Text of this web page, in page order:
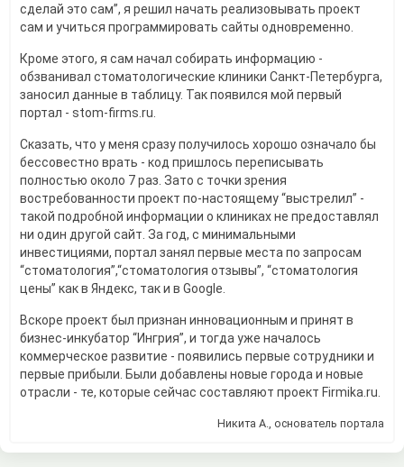
сделай это сам”, я решил начать реализовывать проект
сам и учиться программировать сайты одновременно.
Кроме этого, я сам начал собирать информацию -
обзванивал стоматологические клиники Санкт-Петербурга,
заносил данные в таблицу. Так появился мой первый
портал - stom-firms.ru.
Сказать, что у меня сразу получилось хорошо означало бы
бессовестно врать - код пришлось переписывать
полностью около 7 раз. Зато с точки зрения
востребованности проект по-настоящему “выстрелил” -
такой подробной информации о клиниках не предоставлял
ни один другой сайт. За год, с минимальными
инвестициями, портал занял первые места по запросам
“стоматология”,“стоматология отзывы”, “стоматология
цены” как в Яндекс, так и в Google.
Вскоре проект был признан инновационным и принят в
бизнес-инкубатор “Ингрия”, и тогда уже началось
коммерческое развитие - появились первые сотрудники и
первые прибыли. Были добавлены новые города и новые
отрасли - те, которые сейчас составляют проект Firmika.ru.
Никита А., основатель портала